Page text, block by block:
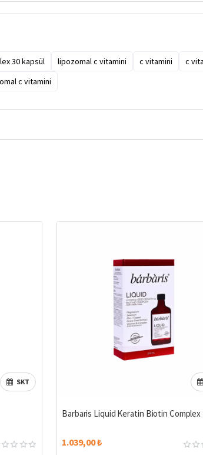
30 kapsül lipozomal c vitamini c vitamini c
c vitamini
SKT
Barbaris Liquid Keratin Biotin Complex
1.039,00 ₺